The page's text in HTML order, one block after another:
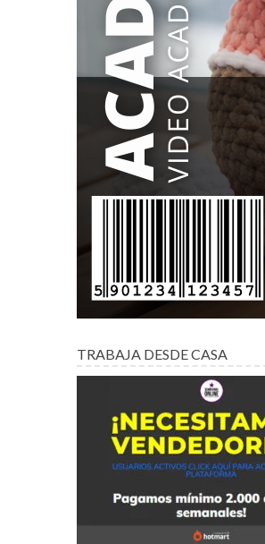
TRABAJA DESDE CASA